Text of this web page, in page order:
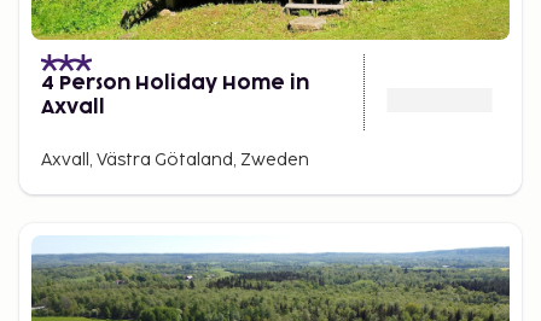
4 Person Holiday Home in
Axvall
Axvall, Västra Götaland, Zweden